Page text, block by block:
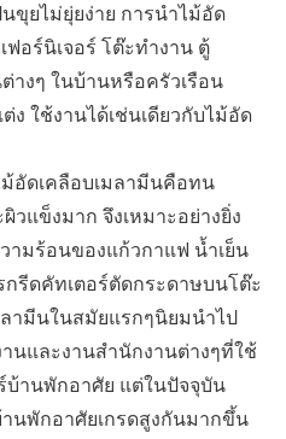
นขุยไม่ยุ่ยง่าย การนำไม้อัด
ฟอร์นิเจอร์ โต๊ะทำงาน ตู้
างๆ ในบ้านหรือครัวเรือน
ใช้งานได้เช่นเดียวกับไม้อัด
อัดเคลือบเมลามีนคือทน
แข็งมาก จึงเหมาะอย่างยิ่ง
ามร้อนของแก้วกาแฟ น้ำเย็น
รีดคัทเตอร์ตัดกระดาษบนโต๊ะ
ามีนในสมัยแรกๆนิยมนำไป
นและงานสำนักงานต่างๆที่ใช้
บ้านพักอาศัย แต่ในปัจจุบัน
นพักอาศัยเกรดสูงกันมากขึ้น